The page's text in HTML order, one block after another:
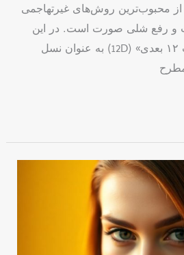
از محبوب‌ترین روش‌های غیرتهاجمی
رفع شلی صورت است. در این
میان، اصطلاح «نخ لیفت ۱۲ بعدی» (12D) به عنوان نسل